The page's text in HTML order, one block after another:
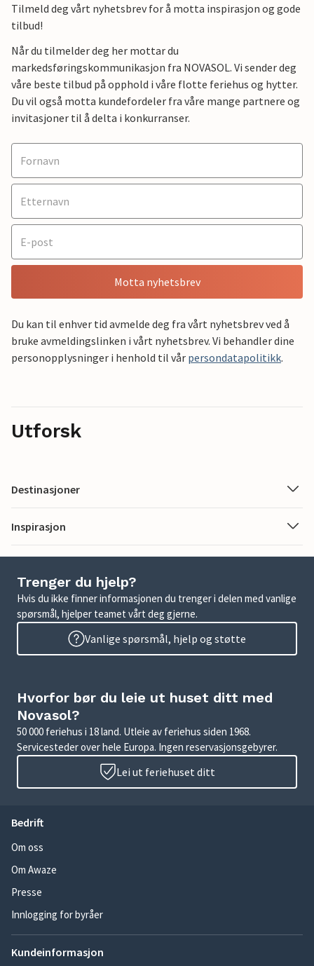
Tilmeld deg vårt nyhetsbrev for å motta inspirasjon og gode
tilbud!
Når du tilmelder deg her mottar du
markedsføringskommunikasjon fra NOVASOL. Vi sender deg
våre beste tilbud på opphold i våre flotte feriehus og hytter.
Du vil også motta kundefordeler fra våre mange partnere og
invitasjoner til å delta i konkurranser.
Motta nyhetsbrev
Du kan til enhver tid avmelde deg fra vårt nyhetsbrev ved å
bruke avmeldingslinken i vårt nyhetsbrev. Vi behandler dine
personopplysninger i henhold til vår persondatapolitikk.
Utforsk
Destinasjoner
Inspirasjon
Trenger du hjelp?
Hvis du ikke finner informasjonen du trenger i delen med vanlige
spørsmål, hjelper teamet vårt deg gjerne.
Vanlige spørsmål, hjelp og støtte
Hvorfor bør du leie ut huset ditt med
Novasol?
50 000 feriehus i 18 land. Utleie av feriehus siden 1968.
Servicesteder over hele Europa. Ingen reservasjonsgebyrer.
Lei ut feriehuset ditt
Bedrift
Om oss
Om Awaze
Presse
Innlogging for byråer
Kundeinformasjon